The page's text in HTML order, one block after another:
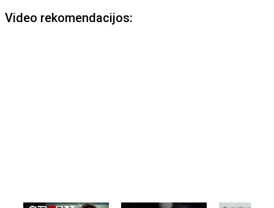
Video rekomendacijos: